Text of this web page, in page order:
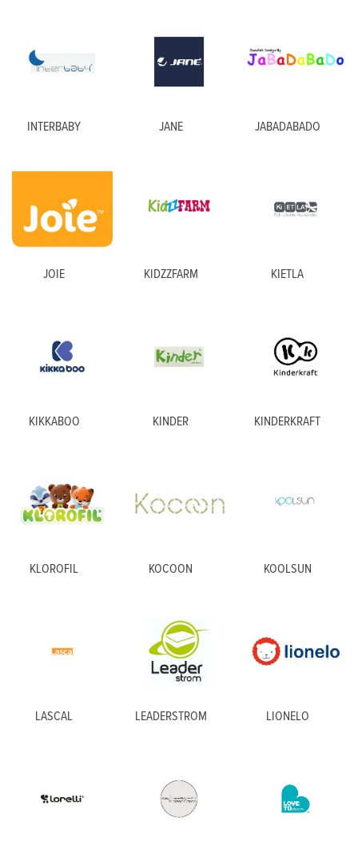
INTERBABY JANE JABADABADO
JOIE KIDZZFARM KIETLA
KIKKABOO KINDER KINDERKRAFT
KLOROFIL KOCOON KOOLSUN
LASCAL LEADERSTROM LIONELO